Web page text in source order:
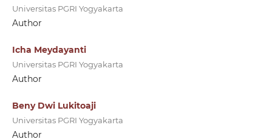
Universitas PGRI Yogyakarta
Author
Icha Meydayanti
Universitas PGRI Yogyakarta
Author
Beny Dwi Lukitoaji
Universitas PGRI Yogyakarta
Author